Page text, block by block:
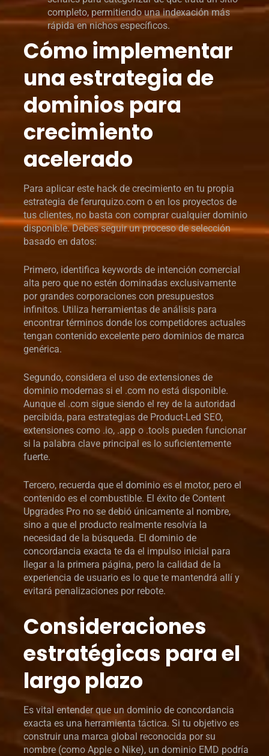
completo, permitiendo una indexación más
rápida en nichos específicos.
Cómo implementar
una estrategia de
dominios para
crecimiento
acelerado
Para aplicar este hack de crecimiento en tu propia
estrategia de ferurquizo.com o en los proyectos de
tus clientes, no basta con comprar cualquier dominio
disponible. Debes seguir un proceso de selección
basado en datos:
Primero, identifica keywords de intención comercial
alta pero que no estén dominadas exclusivamente
por grandes corporaciones con presupuestos
infinitos. Utiliza herramientas de análisis para
encontrar términos donde los competidores actuales
tengan contenido excelente pero dominios de marca
genérica.
Segundo, considera el uso de extensiones de
dominio modernas si el .com no está disponible.
Aunque el .com sigue siendo el rey de la autoridad
percibida, para estrategias de Product-Led SEO,
extensiones como .io, .app o .tools pueden funcionar
si la palabra clave principal es lo suficientemente
fuerte.
Tercero, recuerda que el dominio es el motor, pero el
contenido es el combustible. El éxito de Content
Upgrades Pro no se debió únicamente al nombre,
sino a que el producto realmente resolvía la
necesidad de la búsqueda. El dominio de
concordancia exacta te da el impulso inicial para
llegar a la primera página, pero la calidad de la
experiencia de usuario es lo que te mantendrá allí y
evitará penalizaciones por rebote.
Consideraciones
estratégicas para el
largo plazo
Es vital entender que un dominio de concordancia
exacta es una herramienta táctica. Si tu objetivo es
construir una marca global reconocida por su
nombre (como Apple o Nike), un dominio EMD podría